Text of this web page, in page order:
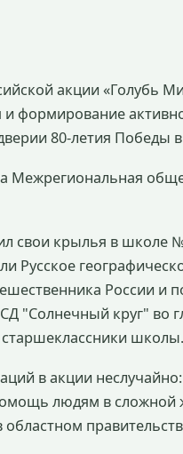
акции «Голубь
и формирование
80-летия Победы
Межрегиональная
свои крылья в школе
Русское
России и
круг" во
школы.
в акции
людям в сложной